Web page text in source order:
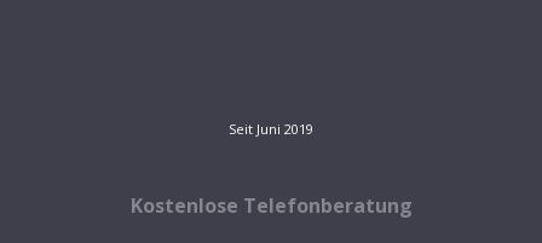
Kostenlose Telefonberatung
Seit Juni 2019